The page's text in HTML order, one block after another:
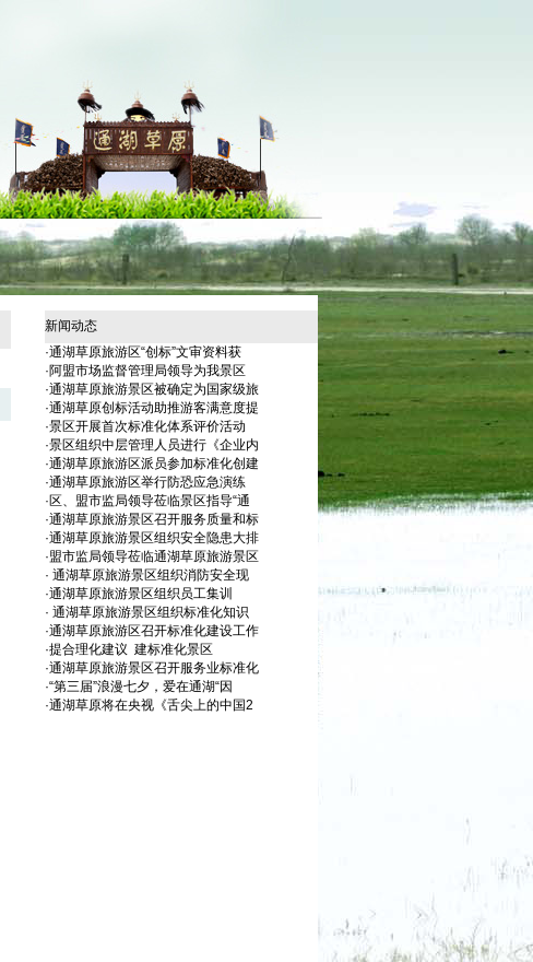
新闻动态
·通湖草原旅游区“创标”文审资料获
·阿盟市场监督管理局领导为我景区
·通湖草原旅游景区被确定为国家级旅
·通湖草原创标活动助推游客满意度提
·景区开展首次标准化体系评价活动
·景区组织中层管理人员进行《企业内
·通湖草原旅游区派员参加标准化创建
·通湖草原旅游区举行防恐应急演练
· 区、盟市监局领导莅临景区指导“通
·通湖草原旅游景区召开服务质量和标
·通湖草原旅游景区组织安全隐患大排
·盟市监局领导莅临通湖草原旅游景区
· 通湖草原旅游景区组织消防安全现
·通湖草原旅游景区组织员工集训
· 通湖草原旅游景区组织标准化知识
·通湖草原旅游区召开标准化建设工作
·提合理化建议 建标准化景区
·通湖草原旅游景区召开服务业标准化
·“第三届”浪漫七夕，爱在通湖“因
·通湖草原将在央视《舌尖上的中国2